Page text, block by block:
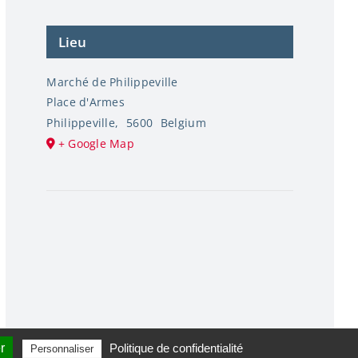
Lieu
Marché de Philippeville
Place d'Armes
Philippeville, 5600 Belgium
+ Google Map
Personnaliser Politique de confidentialité